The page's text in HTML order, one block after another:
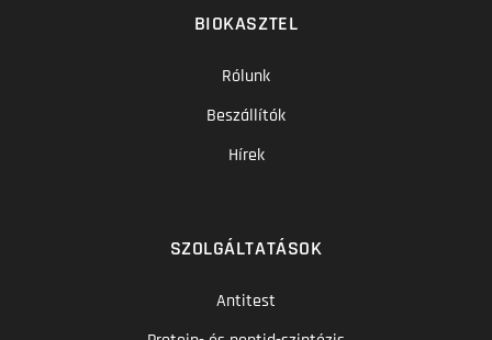
BIOKASZTEL
Rólunk
Beszállítók
Hírek
SZOLGÁLTATÁSOK
Antitest